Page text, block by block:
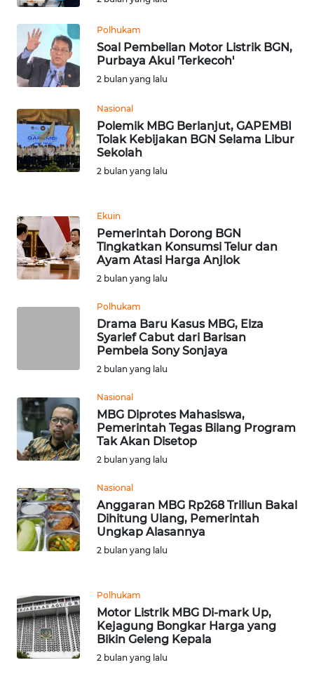
Polhukam
Soal Pembelian Motor Listrik BGN,
Purbaya Akui 'Terkecoh'
2 bulan yang lalu
Nasional
Polemik MBG Berlanjut, GAPEMBI
Tolak Kebijakan BGN Selama Libur
Sekolah
2 bulan yang lalu
Ekuin
Pemerintah Dorong BGN
Tingkatkan Konsumsi Telur dan
Ayam Atasi Harga Anjlok
2 bulan yang lalu
Polhukam
Drama Baru Kasus MBG, Elza
Syarief Cabut dari Barisan
Pembela Sony Sonjaya
2 bulan yang lalu
Nasional
MBG Diprotes Mahasiswa,
Pemerintah Tegas Bilang Program
Tak Akan Disetop
2 bulan yang lalu
Nasional
Anggaran MBG Rp268 Triliun Bakal
Dihitung Ulang, Pemerintah
Ungkap Alasannya
2 bulan yang lalu
Polhukam
Motor Listrik MBG Di-mark Up,
Kejagung Bongkar Harga yang
Bikin Geleng Kepala
2 bulan yang lalu
WN
NIAS
LANGKAT
WN
TAPANULI
WN
TANJUNG
LESUNG
LABUHANBATU
WN
TAPANULI
WN DELI
SERDANG
WN
PAKPAK